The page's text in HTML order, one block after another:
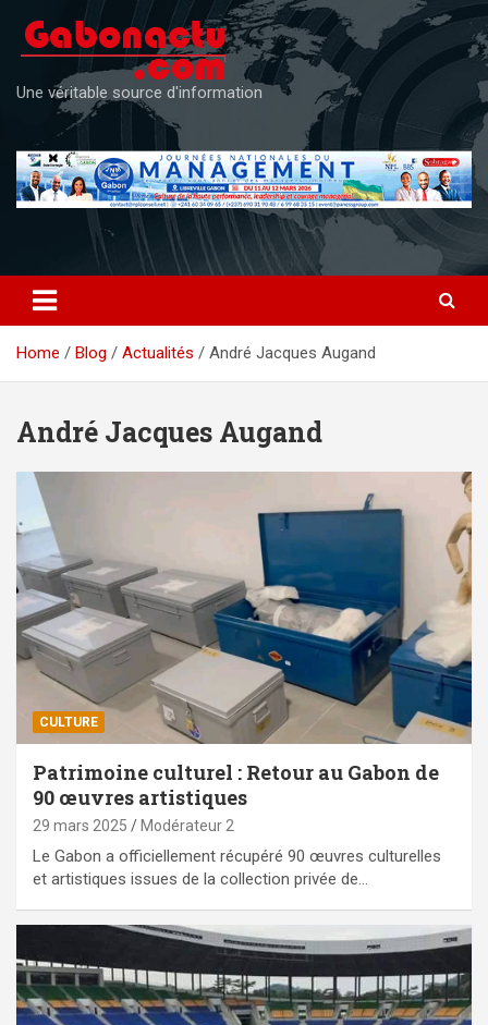
content
Une véritable source d'information
Home Blog Actualités André Jacques Augand
André Jacques Augand
CULTURE
Patrimoine culturel : Retour au Gabon de
90 œuvres artistiques
29 mars 2025 Modérateur 2
Le Gabon a officiellement récupéré 90 œuvres culturelles
et artistiques issues de la collection privée de…